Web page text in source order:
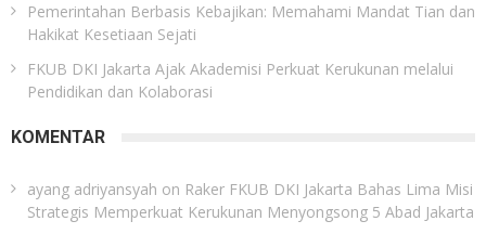
Pemerintahan Berbasis Kebajikan: Memahami Mandat Tian dan
Hakikat Kesetiaan Sejati
FKUB DKI Jakarta Ajak Akademisi Perkuat Kerukunan melalui
Pendidikan dan Kolaborasi
KOMENTAR
ayang adriyansyah on Raker FKUB DKI Jakarta Bahas Lima Misi
Strategis Memperkuat Kerukunan Menyongsong 5 Abad Jakarta